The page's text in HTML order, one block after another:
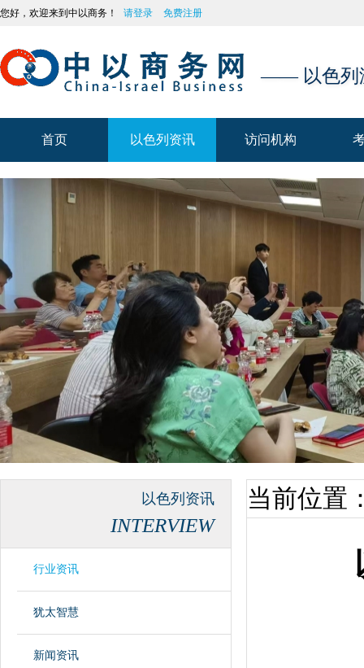
您好，欢迎来到中以商务！ 请登录 免费注册
—— 以色列
首页 以色列资讯
以色列资讯
访问机构
访问机构
以色列资讯
INTERVIEW
行业资讯
犹太智慧
新闻资讯
当前位置